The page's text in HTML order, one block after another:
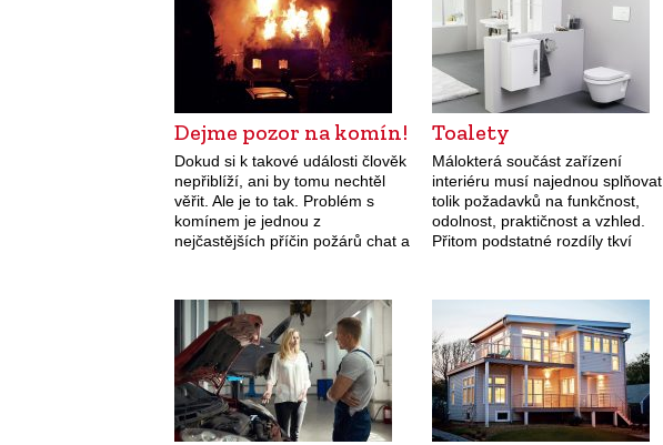
Dejme pozor na komín!
Dokud si k takové události člověk
nepřiblíží, ani by tomu nechtěl
věřit. Ale je to tak. Problém s
komínem je jednou z
nejčastějších příčin požárů chat a
Toalety
Málokterá součást zařízení
interiéru musí najednou splňovat
tolik požadavků na funkčnost,
odolnost, praktičnost a vzhled.
Přitom podstatné rozdíly tkví